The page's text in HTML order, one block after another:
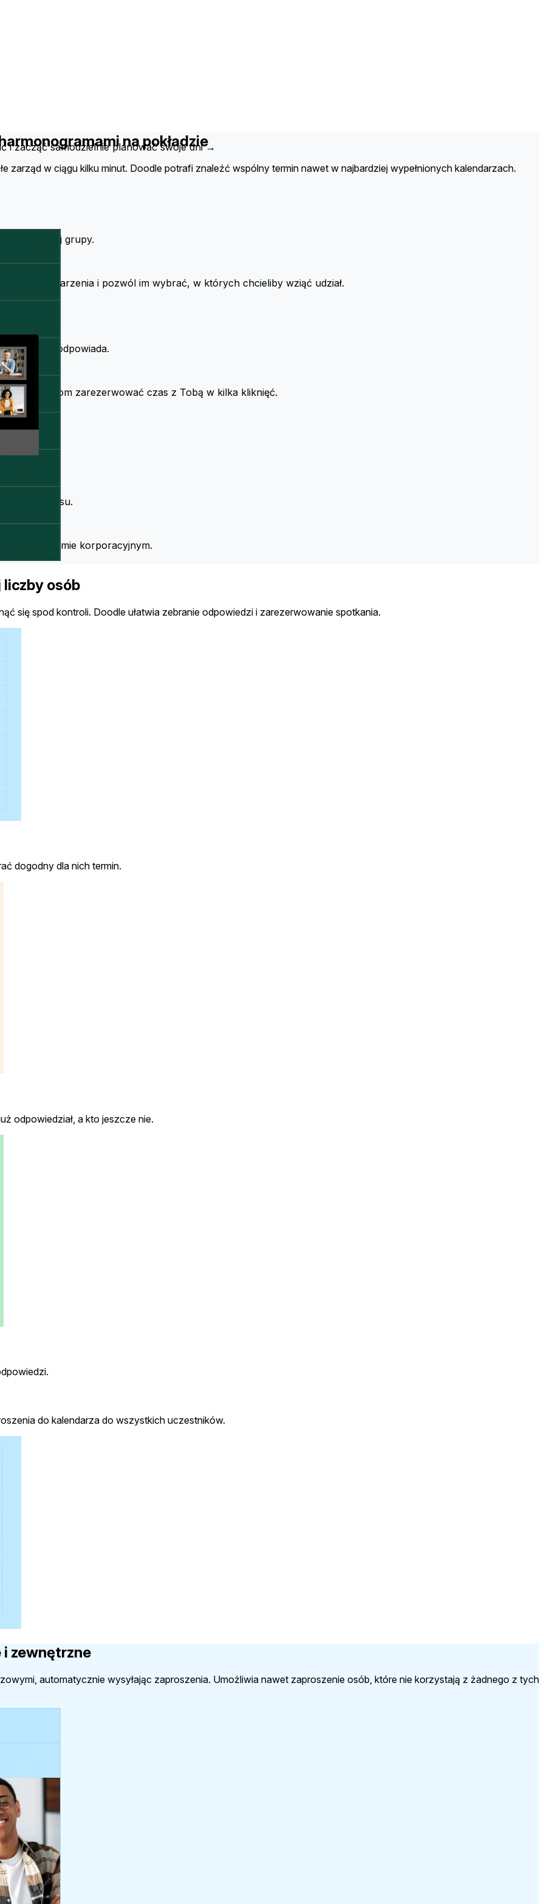
i zacząć samodzielnie planować swoje dni →
Twojej grupy.
lub wydarzenia i pozwól im wybrać, w których chcieliby wziąć udział.
który mu odpowiada.
klientom zarezerwować czas z Tobą w kilka kliknięć.
dzień.
czasu.
na poziomie korporacyjnym.
na pokładzie
zarząd w ciągu kilku minut. Doodle potrafi znaleźć wspólny termin nawet w najbardziej wypełnionych kalendarzach.
osób
się spod kontroli. Doodle ułatwia zebranie odpowiedzi i zarezerwowanie spotkania.
dogodny dla nich termin.
odpowiedział, a kto jeszcze nie.
do kalendarza do wszystkich uczestników.
i zewnętrzne
automatycznie wysyłając zaproszenia. Umożliwia nawet zaproszenie osób, które nie korzystają z żadnego z tych